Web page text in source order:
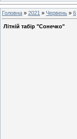
Головна » 2021 » Червень » 6
Літній табір "Сонечко"